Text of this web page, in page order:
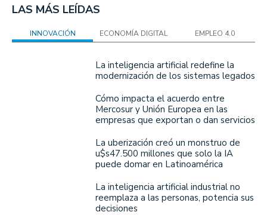
LAS MÁS LEÍDAS
INNOVACIÓN ECONOMÍA DIGITAL EMPLEO 4.0
La inteligencia artificial redefine la
modernización de los sistemas legados
Cómo impacta el acuerdo entre
Mercosur y Unión Europea en las
empresas que exportan o dan servicios
La uberización creó un monstruo de
u$s47.500 millones que solo la IA
puede domar en Latinoamérica
La inteligencia artificial industrial no
reemplaza a las personas, potencia sus
decisiones